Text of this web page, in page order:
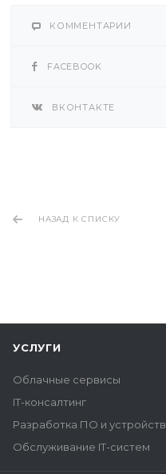
КОММЕНТАРИИ
FACEBOOK
ВКОНТАКТЕ
НАЗАД К СПИСКУ
УСЛУГИ
Облачные сервисы
IT-консалтинг
Разработка ПО и устройств
Обслуживание IT-систем